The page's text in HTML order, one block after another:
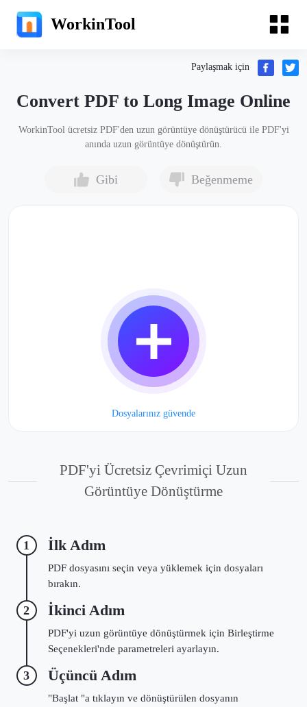
WorkinTool
Paylaşmak için
Convert PDF to Long Image Online
WorkinTool ücretsiz PDF'den uzun görüntüye dönüştürücü ile PDF'yi
anında uzun görüntüye dönüştürün.
Gibi Beğenmeme
Dosyalarınız güvende
PDF'yi Ücretsiz Çevrimiçi Uzun
Görüntüye Dönüştürme
1 İlk Adım
PDF dosyasını seçin veya yüklemek için dosyaları
bırakın.
2 İkinci Adım
PDF'yi uzun görüntüye dönüştürmek için Birleştirme
Seçenekleri'nde parametreleri ayarlayın.
3 Üçüncü Adım
"Başlat "a tıklayın ve dönüştürülen dosyanın